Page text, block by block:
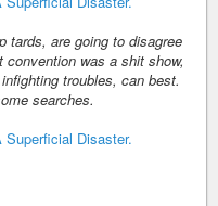
tards, are going to disagree
convention was a shit show,
troubles, can best.
searches.
Superficial Disaster.